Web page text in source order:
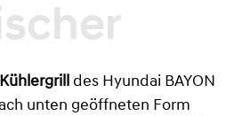
Kühlergrill des Hyundai BAYON
unten geöffneten Form